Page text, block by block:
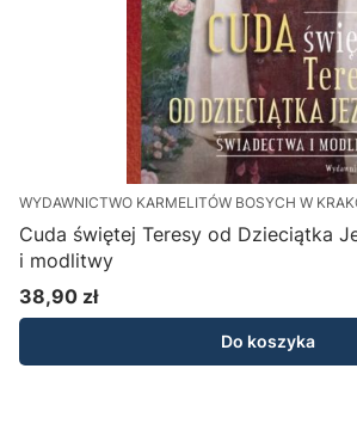
WYDAWNICTWO KARMELITÓW BOSYCH W
Cuda świętej Teresy od Dzieciątka
i modlitwy
Cena
38,90 zł
Do koszyka